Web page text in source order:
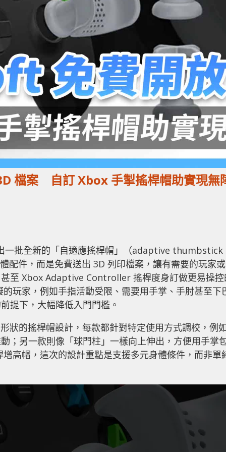
檔案 自訂 Xbox 手掣搖桿帽助實現無
批全新的「自適應搖桿帽」（adaptive thumbstick
件，而是免費送出 3D 列印檔案，讓有需要的玩家或
至 Xbox Adaptive Controller 搖桿度身訂做更易操控
玩家，例如手指活動受限、需要用手掌、手肘甚至下
提下，大幅降低入門門檻。
狀的搖桿帽設計，每款都針對特定使用方式調校，例
；另一款則像「球門柱」一樣向上伸出，方便用手掌
高帽，這次的設計重點是支援多元身體條件，而非單